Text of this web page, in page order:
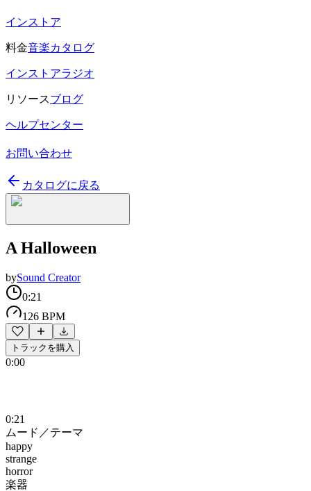
インストア
料金音楽カタログ
インストアラジオ
リソースブログ
ヘルプセンター
お問い合わせ
カタログに戻る
A Halloween
bySound Creator
0:21
126 BPM
トラックを購入
0:00
0:21
ムード／テーマ
happy
strange
horror
楽器